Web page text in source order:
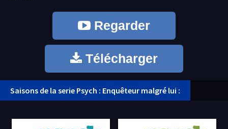
Regarder
Télécharger
Saisons de la serie Psych : Enquêteur malgré lui :